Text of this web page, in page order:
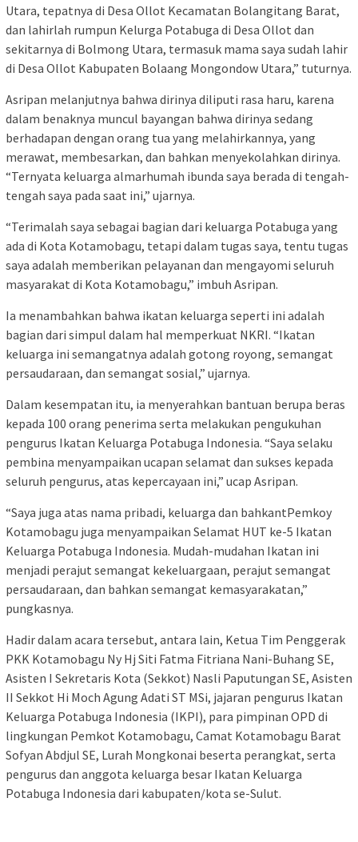
Utara, tepatnya di Desa Ollot Kecamatan Bolangitang Barat,
dan lahirlah rumpun Kelurga Potabuga di Desa Ollot dan
sekitarnya di Bolmong Utara, termasuk mama saya sudah lahir
di Desa Ollot Kabupaten Bolaang Mongondow Utara,” tuturnya.
Asripan melanjutnya bahwa dirinya diliputi rasa haru, karena
dalam benaknya muncul bayangan bahwa dirinya sedang
berhadapan dengan orang tua yang melahirkannya, yang
merawat, membesarkan, dan bahkan menyekolahkan dirinya.
“Ternyata keluarga almarhumah ibunda saya berada di tengah-
tengah saya pada saat ini,” ujarnya.
“Terimalah saya sebagai bagian dari keluarga Potabuga yang
ada di Kota Kotamobagu, tetapi dalam tugas saya, tentu tugas
saya adalah memberikan pelayanan dan mengayomi seluruh
masyarakat di Kota Kotamobagu,” imbuh Asripan.
Ia menambahkan bahwa ikatan keluarga seperti ini adalah
bagian dari simpul dalam hal memperkuat NKRI. “Ikatan
keluarga ini semangatnya adalah gotong royong, semangat
persaudaraan, dan semangat sosial,” ujarnya.
Dalam kesempatan itu, ia menyerahkan bantuan berupa beras
kepada 100 orang penerima serta melakukan pengukuhan
pengurus Ikatan Keluarga Potabuga Indonesia. “Saya selaku
pembina menyampaikan ucapan selamat dan sukses kepada
seluruh pengurus, atas kepercayaan ini,” ucap Asripan.
“Saya juga atas nama pribadi, keluarga dan bahkantPemkoy
Kotamobagu juga menyampaikan Selamat HUT ke-5 Ikatan
Keluarga Potabuga Indonesia. Mudah-mudahan Ikatan ini
menjadi perajut semangat kekeluargaan, perajut semangat
persaudaraan, dan bahkan semangat kemasyarakatan,”
pungkasnya.
Hadir dalam acara tersebut, antara lain, Ketua Tim Penggerak
PKK Kotamobagu Ny Hj Siti Fatma Fitriana Nani-Buhang SE,
Asisten I Sekretaris Kota (Sekkot) Nasli Paputungan SE, Asisten
II Sekkot Hi Moch Agung Adati ST MSi, jajaran pengurus Ikatan
Keluarga Potabuga Indonesia (IKPI), para pimpinan OPD di
lingkungan Pemkot Kotamobagu, Camat Kotamobagu Barat
Sofyan Abdjul SE, Lurah Mongkonai beserta perangkat, serta
pengurus dan anggota keluarga besar Ikatan Keluarga
Potabuga Indonesia dari kabupaten/kota se-Sulut.